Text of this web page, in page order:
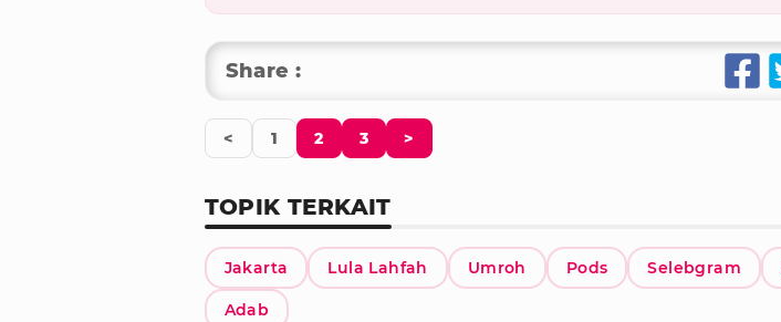
Share :
< 1 2 3 >
TOPIK TERKAIT
Jakarta Lula Lahfah Umroh Pods Selebgram
Adab